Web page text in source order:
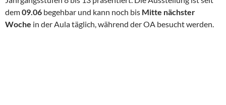
dem09.06 begehbar und kann noch bis Mitte nächster
Woche in der Aula täglich, während der OA besucht werden.